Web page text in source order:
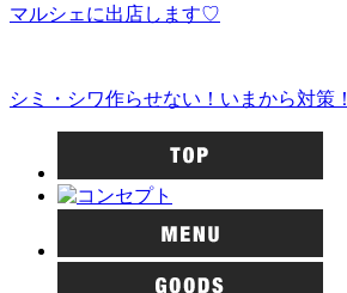
マルシェに出店します♡
シミ・シワ作らせない！いまから対策！